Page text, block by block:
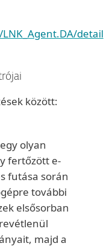
detail
között:
olyan
fertőzött e-
futása során
további
elsősorban
majd a